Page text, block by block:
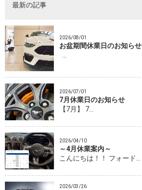
最新の記事
2026/08/01
お盆期間休業日のお知らせ
…
2026/07/01
7月休業日のお知らせ
【7月】 7…
2026/04/10
～4月休業案内～
こんにちは！！ フォード…
2026/03/26